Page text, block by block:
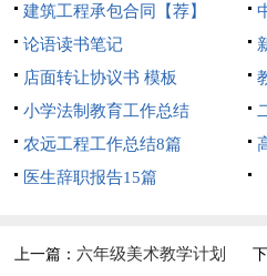
建筑工程承包合同【荐】
论语读书笔记
店面转让协议书 模板
小学法制教育工作总结
农远工程工作总结8篇
医生辞职报告15篇
上一篇： 六年级美术教学计划